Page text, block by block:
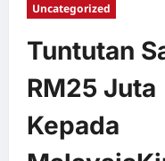
Uncategorized
Tuntutan
RM25 Juta
Kepada